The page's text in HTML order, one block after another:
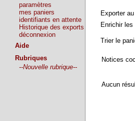
paramètres
mes paniers
identifiants en attente
Historique des exports
déconnexion
Aide
Rubriques
--Nouvelle rubrique--
Exporter
Enrichir
Trier le
Notices
Aucun